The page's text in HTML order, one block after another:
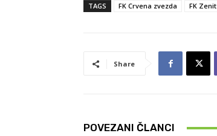
TAGS FK Crvena zvezda FK Zenit
Share
POVEZANI ČLANCI